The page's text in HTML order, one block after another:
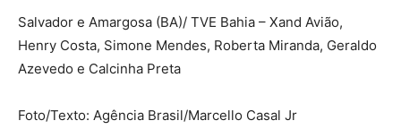
Salvador e Amargosa (BA)/ TVE Bahia – Xand Avião,
Henry Costa, Simone Mendes, Roberta Miranda, Geraldo
Azevedo e Calcinha Preta
Foto/Texto: Agência Brasil/Marcello Casal Jr